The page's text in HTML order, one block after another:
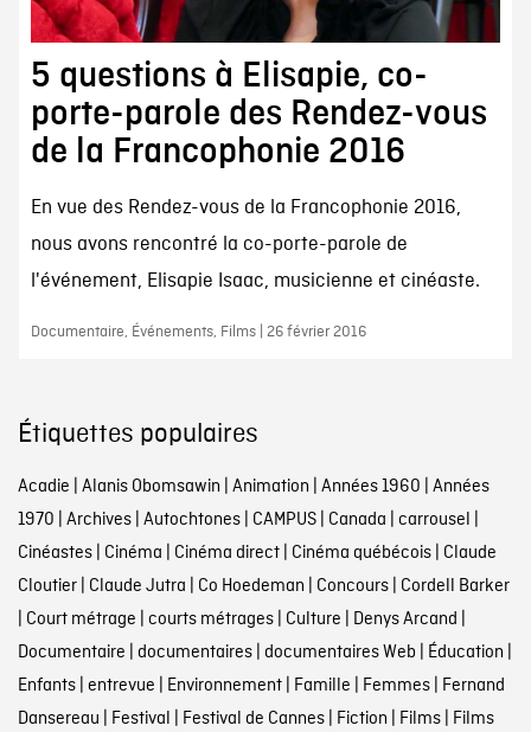
5 questions à Elisapie, co-
porte-parole des Rendez-vous
de la Francophonie 2016
En vue des Rendez-vous de la Francophonie 2016,
nous avons rencontré la co-porte-parole de
l'événement, Elisapie Isaac, musicienne et cinéaste.
Documentaire, Événements, Films | 26 février 2016
Étiquettes populaires
Acadie Alanis Obomsawin Animation Années 1960 Années
1970 Archives| Autochtones| CAMPUS| Canada carrousel
Cinéastes| Cinéma Cinéma direct| Cinéma québécois| Claude
Cloutier| Claude Jutra Co Hoedeman Concours| Cordell Barker
Court métrage courts métrages| Culture Denys Arcand
Documentaire documentaires| documentaires Web Éducation
Enfants| entrevue Environnement| Famille Femmes| Fernand
Dansereau Festival Festival de Cannes| Fiction Films| Films